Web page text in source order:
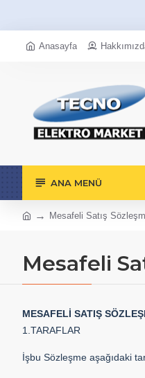
Anasayfa
ANA MENÜ
Mesafeli Satış
Mesafeli
MESAFELİ SATIŞ
1.TARAFLAR
İşbu Sözleşme aşağıdaki